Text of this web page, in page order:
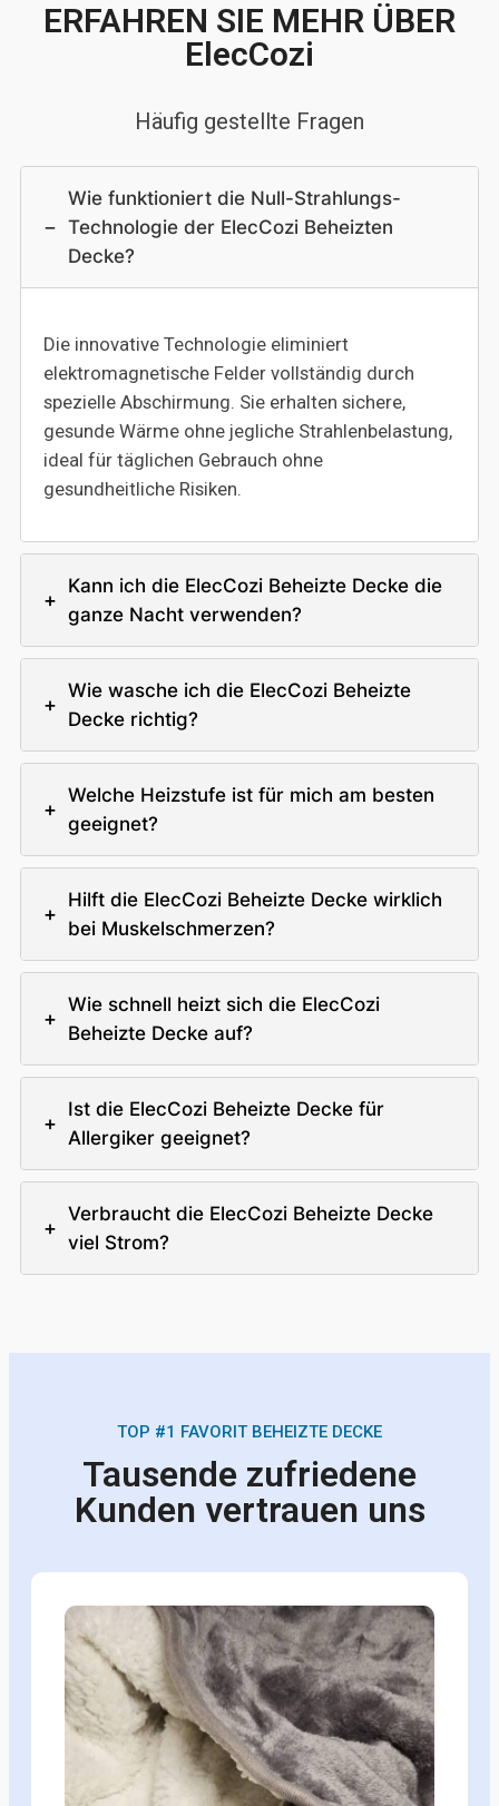
ERFAHREN SIE MEHR ÜBER
ElecCozi
Häufig gestellte Fragen
−
Wie funktioniert die Null-Strahlungs-
Technologie der ElecCozi Beheizten
Decke?
Die innovative Technologie eliminiert
elektromagnetische Felder vollständig durch
spezielle Abschirmung. Sie erhalten sichere,
gesunde Wärme ohne jegliche Strahlenbelastung,
ideal für täglichen Gebrauch ohne
gesundheitliche Risiken.
+
Kann ich die ElecCozi Beheizte Decke die
ganze Nacht verwenden?
+
Wie wasche ich die ElecCozi Beheizte
Decke richtig?
+
Welche Heizstufe ist für mich am besten
geeignet?
+
Hilft die ElecCozi Beheizte Decke wirklich
bei Muskelschmerzen?
+
Wie schnell heizt sich die ElecCozi
Beheizte Decke auf?
+
Ist die ElecCozi Beheizte Decke für
Allergiker geeignet?
+
Verbraucht die ElecCozi Beheizte Decke
viel Strom?
TOP #1 FAVORIT BEHEIZTE DECKE
Tausende zufriedene
Kunden vertrauen uns